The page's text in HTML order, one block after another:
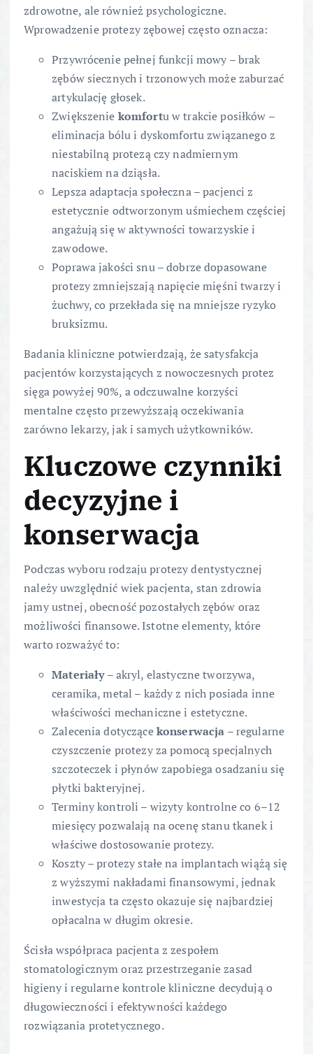
zdrowotne, ale również psychologiczne.
Wprowadzenie protezy zębowej często oznacza:
Przywrócenie pełnej funkcji mowy – brak
zębów siecznych i trzonowych może zaburzać
artykulację głosek.
Zwiększenie komfortu w trakcie posiłków –
eliminacja bólu i dyskomfortu związanego z
niestabilną protezą czy nadmiernym
naciskiem na dziąsła.
Lepsza adaptacja społeczna – pacjenci z
estetycznie odtworzonym uśmiechem częściej
angażują się w aktywności towarzyskie i
zawodowe.
Poprawa jakości snu – dobrze dopasowane
protezy zmniejszają napięcie mięśni twarzy i
żuchwy, co przekłada się na mniejsze ryzyko
bruksizmu.
Badania kliniczne potwierdzają, że satysfakcja
pacjentów korzystających z nowoczesnych protez
sięga powyżej 90%, a odczuwalne korzyści
mentalne często przewyższają oczekiwania
zarówno lekarzy, jak i samych użytkowników.
Kluczowe czynniki
decyzyjne i
konserwacja
Podczas wyboru rodzaju protezy dentystycznej
należy uwzględnić wiek pacjenta, stan zdrowia
jamy ustnej, obecność pozostałych zębów oraz
możliwości finansowe. Istotne elementy, które
warto rozważyć to:
Materiały– akryl, elastyczne tworzywa,
ceramika, metal – każdy z nich posiada inne
właściwości mechaniczne i estetyczne.
Zalecenia dotyczącekonserwacja – regularne
czyszczenie protezy za pomocą specjalnych
szczoteczek i płynów zapobiega osadzaniu się
płytki bakteryjnej.
Terminy kontroli – wizyty kontrolne co 6–12
miesięcy pozwalają na ocenę stanu tkanek i
właściwe dostosowanie protezy.
Koszty – protezy stałe na implantach wiążą się
z wyższymi nakładami finansowymi, jednak
inwestycja ta często okazuje się najbardziej
opłacalna w długim okresie.
Ścisła współpraca pacjenta z zespołem
stomatologicznym oraz przestrzeganie zasad
higieny i regularne kontrole kliniczne decydują o
długowieczności i efektywności każdego
rozwiązania protetycznego.